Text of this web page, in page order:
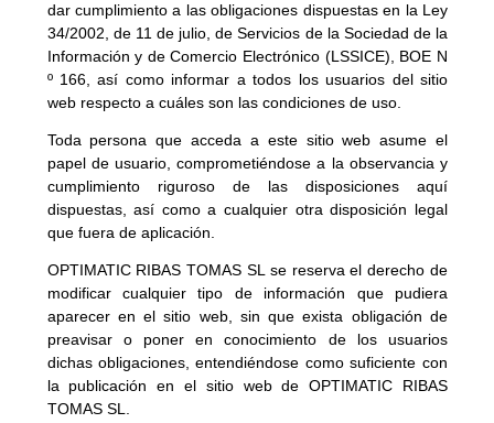
dar cumplimiento a las obligaciones dispuestas en la Ley
34/2002, de 11 de julio, de Servicios de la Sociedad de la
Información y de Comercio Electrónico (LSSICE), BOE N
º 166, así como informar a todos los usuarios del sitio
web respecto a cuáles son las condiciones de uso.
Toda persona que acceda a este sitio web asume el
papel de usuario, comprometiéndose a la observancia y
cumplimiento riguroso de las disposiciones aquí
dispuestas, así como a cualquier otra disposición legal
que fuera de aplicación.
OPTIMATIC RIBAS TOMAS SL se reserva el derecho de
modificar cualquier tipo de información que pudiera
aparecer en el sitio web, sin que exista obligación de
preavisar o poner en conocimiento de los usuarios
dichas obligaciones, entendiéndose como suficiente con
la publicación en el sitio web de OPTIMATIC RIBAS
TOMAS SL.